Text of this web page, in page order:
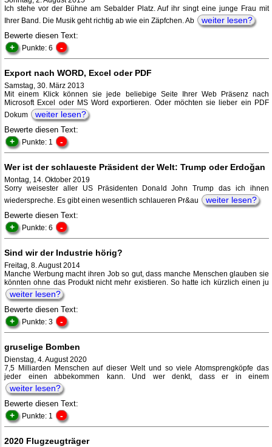
Ich stehe vor der Bühne am Sebalder Platz. Auf ihr singt eine junge Frau mit
Ihrer Band. Die Musik geht richtig ab wie ein Zäpfchen. Ab
weiter lesen?
Bewerte diesen Text:
+ Punkte: 6 -
Export nach WORD, Excel oder PDF
Samstag, 30. März 2013
Mit einem Klick können sie jede beliebige Seite Ihrer Web Präsenz nach
Microsoft Excel oder MS Word exportieren. Oder möchten sie lieber ein PDF
Dokum
weiter lesen?
Bewerte diesen Text:
+ Punkte: 1 -
Wer ist der schlaueste Präsident der Welt: Trump oder Erdoğan
Montag, 14. Oktober 2019
Sorry weisester aller US Präsidenten Donald John Trump das ich ihnen
wiederspreche. Es gibt einen wesentlich schlaueren Pr&au
weiter lesen?
Bewerte diesen Text:
+ Punkte: 6 -
Sind wir der Industrie hörig?
Freitag, 8. August 2014
Manche Werbung macht ihren Job so gut, dass manche Menschen glauben sie
könnten ohne das Produkt nicht mehr existieren. So hatte ich kürzlich einen ju
weiter lesen?
Bewerte diesen Text:
+ Punkte: 3 -
gruselige Bomben
Dienstag, 4. August 2020
7,5 Milliarden Menschen auf dieser Welt und so viele Atomsprengköpfe das
jeder einen abbekommen kann. Und wer denkt, dass er in einem
weiter lesen?
Bewerte diesen Text:
+ Punkte: 1 -
2020 Flugzeugträger